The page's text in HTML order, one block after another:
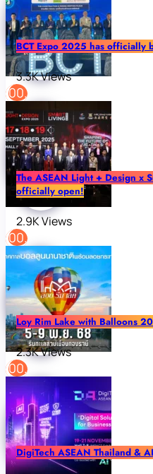
BCT Expo 2025 has officially
3.3K Views
The ASEAN Light + Design x
officially open!
2.9K Views
Loy Rim Lake with Balloons
2.3K Views
DigiTech ASEAN Thailand &